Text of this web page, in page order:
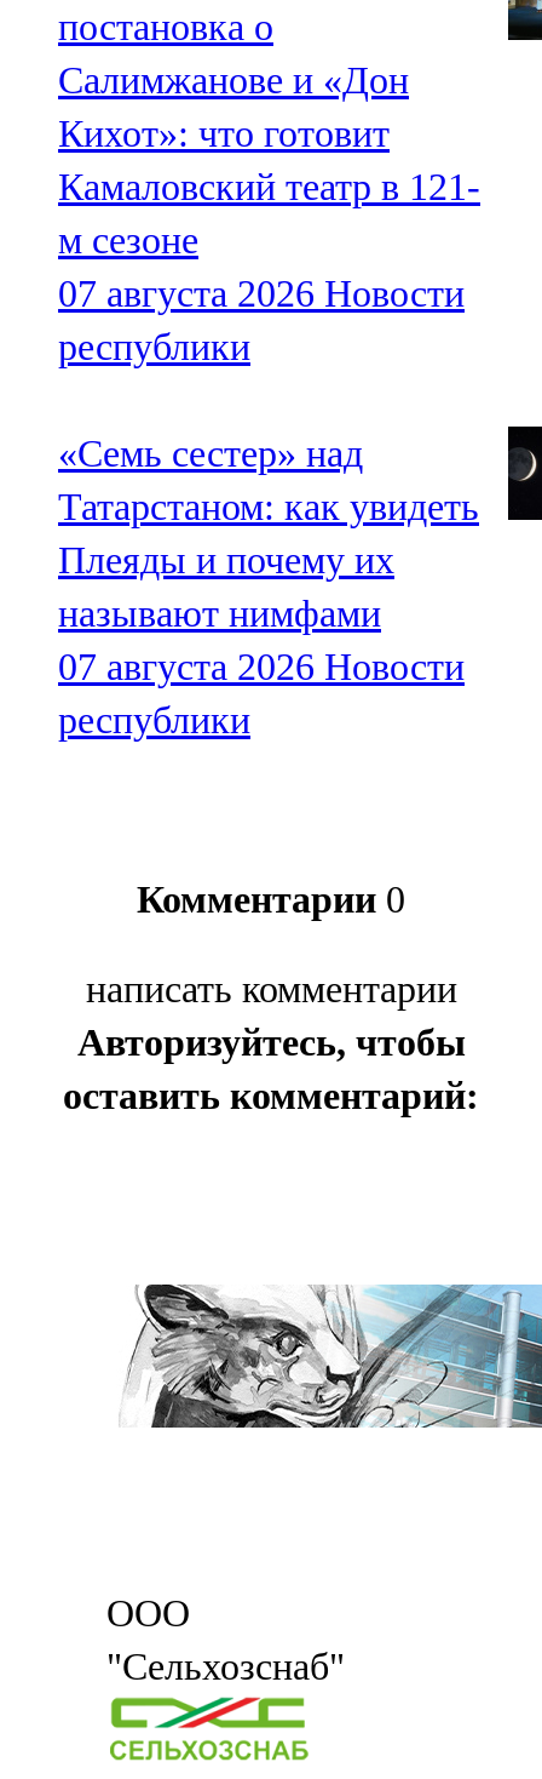
постановка о
Салимжанове и «Дон
Кихот»: что готовит
Камаловский театр в 121-
м сезоне
07 августа 2026 Новости
республики
«Семь сестер» над
Татарстаном: как увидеть
Плеяды и почему их
называют нимфами
07 августа 2026 Новости
республики
Комментарии 0
написать комментарии
Авторизуйтесь, чтобы
оставить комментарий:
ООО
"Сельхозснаб"